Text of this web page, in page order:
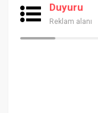
Duyuru
Reklam alanı